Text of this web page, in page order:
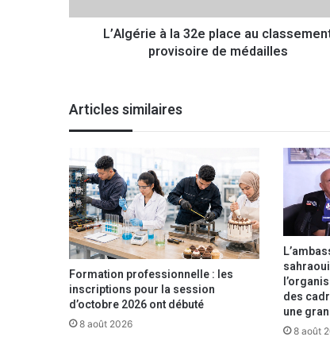
e
e
p
a
c
e
a
u
c
a
s
s
L’Algérie à la 32e place au
provisoire de médailles
Articles similaires
Formation professionnelle : les
inscriptions pour la session
d’octobre 2026 ont débuté
8 août 2026
des
une
8 août